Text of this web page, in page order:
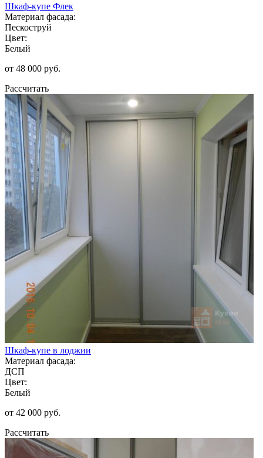
Шкаф-купе Флек
Материал фасада:
Пескоструй
Цвет:
Белый
от 48 000 руб.
Рассчитать
Шкаф-купе в лоджии
Материал фасада:
ДСП
Цвет:
Белый
от 42 000 руб.
Рассчитать